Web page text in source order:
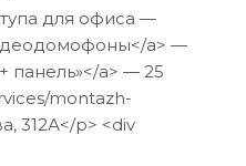
для офиса —
a> —
панель»</a> — 25
montazh-
312А</p> <div